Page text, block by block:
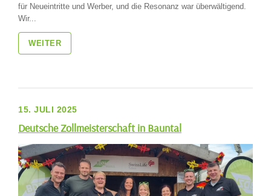
für Neueintritte und Werber, und die Resonanz war überwältigend.
Wir...
WEITER
15. JULI 2025
Deutsche Zollmeisterschaft in Bauntal